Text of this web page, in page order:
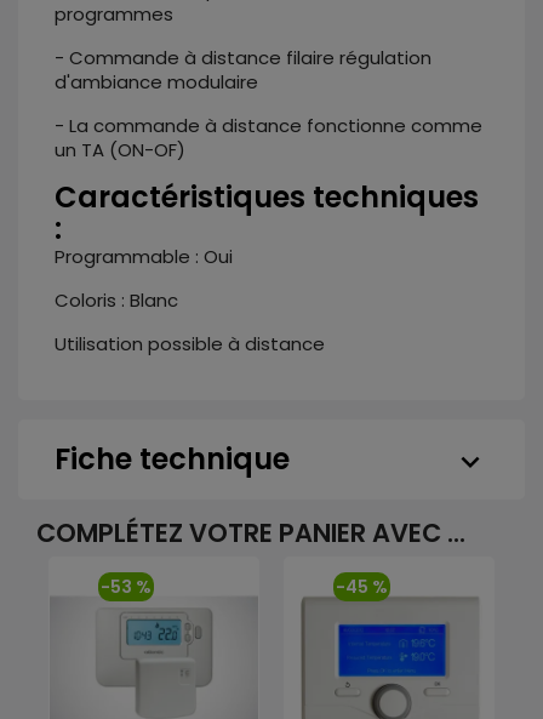
programmes
- Commande à distance filaire régulation
d'ambiance modulaire
- La commande à distance fonctionne comme
un TA (ON-OF)
Caractéristiques techniques
:
Programmable : Oui
Coloris : Blanc
Utilisation possible à distance
Fiche technique keyboard_arrow_down
COMPLÉTEZ VOTRE PANIER AVEC ...
-53 % -45 %